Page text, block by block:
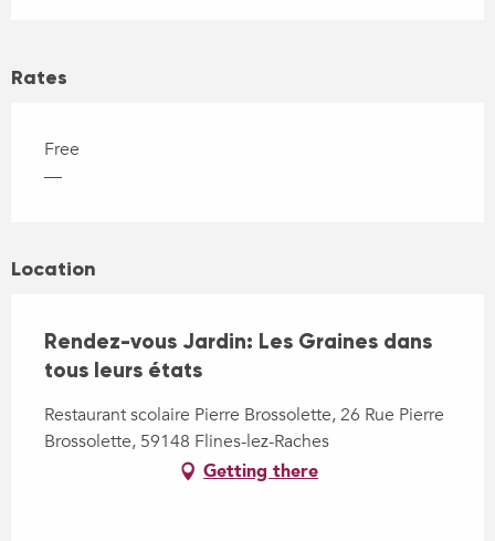
Rates
Free
—
Location
Rendez-vous Jardin: Les Graines dans
tous leurs états
Restaurant scolaire Pierre Brossolette, 26 Rue Pierre
Brossolette, 59148 Flines-lez-Raches
Getting there